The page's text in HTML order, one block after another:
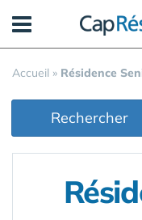
Accueil » Résidence
Rechercher